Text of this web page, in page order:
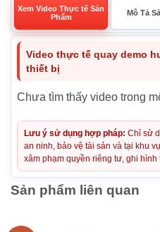
Xem Video Thực tế Sản
Phẩm
Mô Tả
Video thực tế quay demo
thiết bị
Chưa tìm thấy video trong
Lưu ý sử dụng hợp pháp: Chỉ sử
an ninh, bảo vệ tài sản và tại khu
xâm phạm quyền riêng tư, ghi
Sản phẩm liên quan